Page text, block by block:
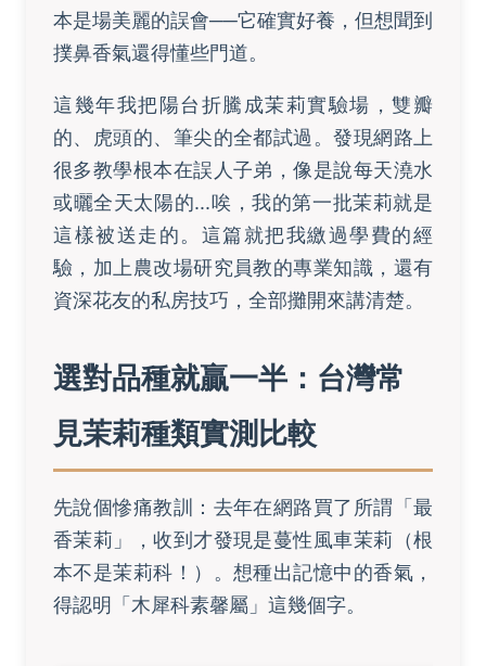
本是場美麗的誤會──它確實好養，但想聞到
撲鼻香氣還得懂些門道。
這幾年我把陽台折騰成茉莉實驗場，雙瓣
的、虎頭的、筆尖的全都試過。發現網路上
很多教學根本在誤人子弟，像是說每天澆水
或曬全天太陽的...唉，我的第一批茉莉就是
這樣被送走的。這篇就把我繳過學費的經
驗，加上農改場研究員教的專業知識，還有
資深花友的私房技巧，全部攤開來講清楚。
選對品種就贏一半：台灣常
見茉莉種類實測比較
先說個慘痛教訓：去年在網路買了所謂「最
香茉莉」，收到才發現是蔓性風車茉莉（根
本不是茉莉科！）。想種出記憶中的香氣，
得認明「木犀科素馨屬」這幾個字。